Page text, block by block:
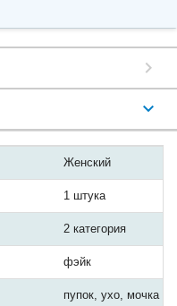
Женский
1 штука
2 категория
фэйк
пупок, ухо, мочка